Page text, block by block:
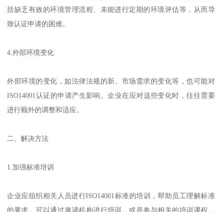
括缺乏有效的环境管理流程、未能进行定期的环境评估等，从而导
致认证申请的困难。
4.外部环境变化
外部环境的变化，如法律法规的新、市场需求的变化等，也可能对
ISO14001认证的申请产生影响。企业在应对这些变化时，往往需要
进行额外的调整和适应。
二、解决方法
1.加强标准培训
企业应组织相关人员进行ISO14001标准的培训，帮助员工理解标准
的要求。可以通过邀请机构进行培训，或是参与相关的培训课程，